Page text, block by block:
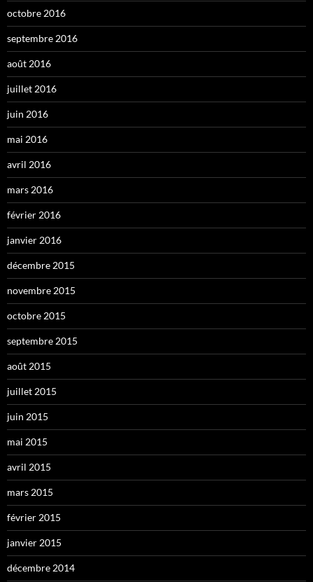
octobre 2016
septembre 2016
août 2016
juillet 2016
juin 2016
mai 2016
avril 2016
mars 2016
février 2016
janvier 2016
décembre 2015
novembre 2015
octobre 2015
septembre 2015
août 2015
juillet 2015
juin 2015
mai 2015
avril 2015
mars 2015
février 2015
janvier 2015
décembre 2014